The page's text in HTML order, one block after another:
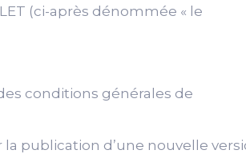
(ci-après dénommée « le
conditions générales de
publication d’une nouvelle